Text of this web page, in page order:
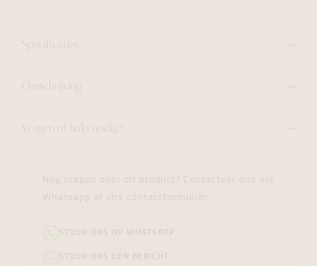
Specificaties
Omschrijving
Vragen of hulp nodig?